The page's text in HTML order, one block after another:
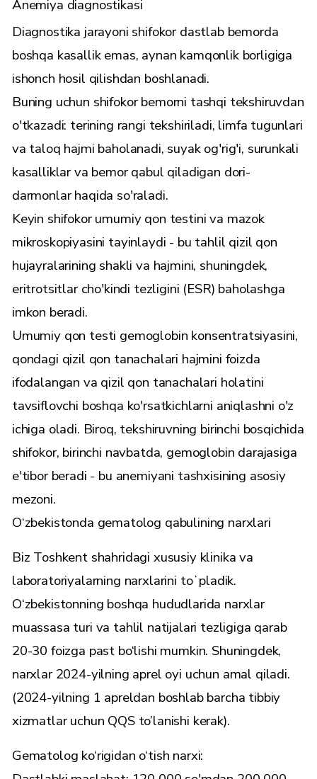
Anemiya diagnostikasi
Diagnostika jarayoni shifokor dastlab bemorda
boshqa kasallik emas, aynan kamqonlik borligiga
ishonch hosil qilishdan boshlanadi.
Buning uchun shifokor bemorni tashqi tekshiruvdan
o'tkazadi: terining rangi tekshiriladi, limfa tugunlari
va taloq hajmi baholanadi, suyak og'rig'i, surunkali
kasalliklar va bemor qabul qiladigan dori-
darmonlar haqida so'raladi.
Keyin shifokor umumiy qon testini va mazok
mikroskopiyasini tayinlaydi - bu tahlil qizil qon
hujayralarining shakli va hajmini, shuningdek,
eritrotsitlar cho'kindi tezligini (ESR) baholashga
imkon beradi.
Umumiy qon testi gemoglobin konsentratsiyasini,
qondagi qizil qon tanachalari hajmini foizda
ifodalangan va qizil qon tanachalari holatini
tavsiflovchi boshqa ko'rsatkichlarni aniqlashni o'z
ichiga oladi. Biroq, tekshiruvning birinchi bosqichida
shifokor, birinchi navbatda, gemoglobin darajasiga
e'tibor beradi - bu anemiyani tashxisining asosiy
mezoni.
O‘zbekistonda gematolog qabulining narxlari
Biz Toshkent shahridagi xususiy klinika va
laboratoriyalarning narxlarini toʻpladik.
O‘zbekistonning boshqa hududlarida narxlar
muassasa turi va tahlil natijalari tezligiga qarab
20-30 foizga past bo‘lishi mumkin. Shuningdek,
narxlar 2024-yilning aprel oyi uchun amal qiladi.
(2024-yilning 1 apreldan boshlab barcha tibbiy
xizmatlar uchun QQS to’lanishi kerak).
Gematolog ko‘rigidan o‘tish narxi: